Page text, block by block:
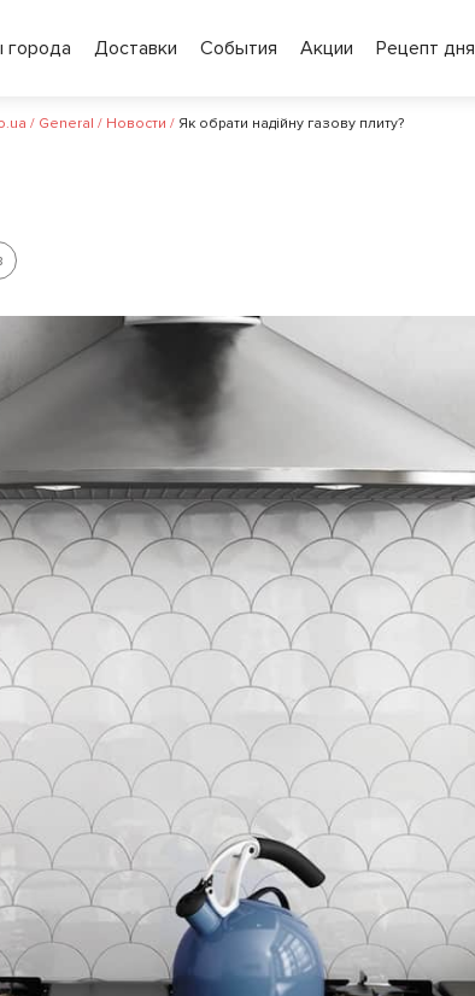
города Доставки События Акции Рецепт дня
/ General / Новости / Як обрати надійну газову плиту?